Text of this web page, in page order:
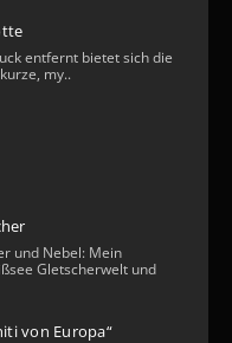
entfernt bietet sich die
my..
und Nebel: Mein
Gletscherwelt und
von Europa“